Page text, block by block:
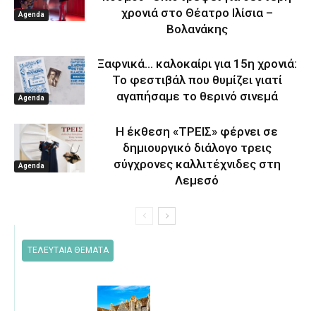
Agenda
χρονιά στο Θέατρο Ιλίσια –
Βολανάκης
Agenda
Ξαφνικά… καλοκαίρι για 15η χρονιά:
Το φεστιβάλ που θυμίζει γιατί
αγαπήσαμε το θερινό σινεμά
Agenda
Η έκθεση «ΤΡΕΙΣ» φέρνει σε
δημιουργικό διάλογο τρεις
σύγχρονες καλλιτέχνιδες στη
Λεμεσό
ΤΕΛΕΥΤΑΙΑ ΘΕΜΑΤΑ